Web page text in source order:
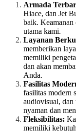
Armada
Hiace, dan Jet
baik. Keamanan
utama kami.
Layanan
memberikan
memiliki
dan akan
Anda.
Fasilitas
fasilitas modern
audiovisual,
nyaman dan
Fleksibilitas:
memiliki